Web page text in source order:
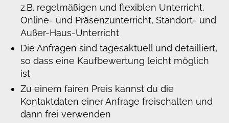
z.B. regelmäßigen und flexiblen Unterricht,
Online- und Präsenzunterricht, Standort- und
Außer-Haus-Unterricht
Die Anfragen sind tagesaktuell und detailliert,
so dass eine Kaufbewertung leicht möglich
ist
Zu einem fairen Preis kannst du die
Kontaktdaten einer Anfrage freischalten und
dann frei verwenden